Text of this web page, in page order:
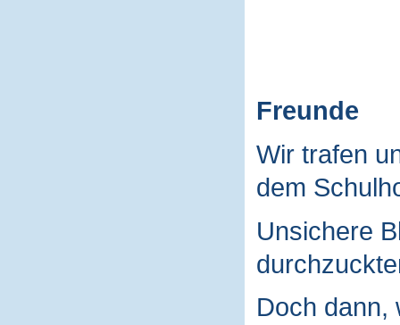
Freunde
Wir trafen
dem
Unsichere
Doch dann,